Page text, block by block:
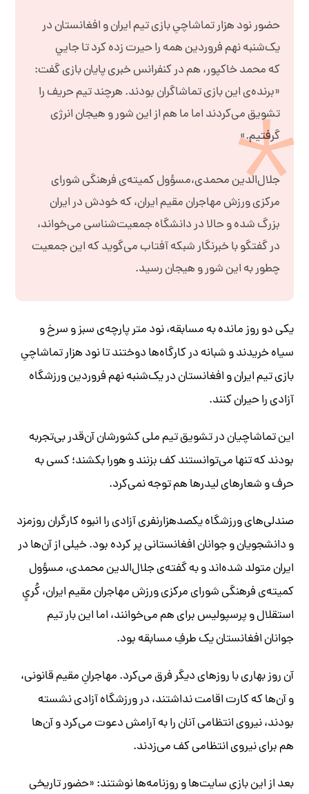
حضور نود هزار تماشاچیِ بازی تیم ایران و افغانستان در
یک‌شنبه نهم فروردین همه را حيرت زده كرد تا جايي
كه محمد خاکپور، هم در کنفرانس خبری پایان بازی گفت:
«برنده‌ی این بازی تماشاگران بودند. هرچند تیم حریف را
تشویق می‌کردند اما ما هم از این شور و هیجان انرژی
گرفتیم.»
جلال‌الدین محمدی،مسؤول کمیته‌ی فرهنگی شورای
مرکزی ورزش مهاجران مقیم ایران، که خودش در ایران
بزرگ شده و حالا در دانشگاه جمعیت‌شناسی می‌خواند،
در گفتگو با خبرنگار شبكه آفتاب می‌گوید که این جمعیت
چطور به این شور و هیجان رسید.
یکی دو روز مانده به مسابقه، نود متر پارچه‌ی سبز و سرخ و
سیاه خریدند و شبانه در کارگاه‌ها دوختند تا نود هزار تماشاچیِ
بازی تیم ایران و افغانستان در یک‌شنبه نهم فروردین ورزشگاه
آزادی را حیران کنند.
این تماشاچیان در تشویق تیم ملی کشورشان آن‌قدر بی‌تجربه
بودند که تنها می‌توانستند کف بزنند و هورا بکشند؛ کسی به
حرف و شعارهای لیدرها هم توجه نمی‌کرد.
صندلی‌های ورزشگاه یکصدهزارنفری آزادی را انبوه کارگران روزمزد
و دانشجویان و جوانان افغانستانی‌ پر کرده‌ بود. خیلی از آن‌ها در
ایران متولد شده‌اند و به گفته‌ی جلال‌الدین محمدی، مسؤول
کمیته‌ی فرهنگی شورای مرکزی ورزش مهاجران مقیم ایران، کُریِ‌ِ
استقلال و پرسپولیس برای هم می‌خوانند، اما این بار تیم
جوانان افغانستان یک طرفِ مسابقه بود.
آن روز بهاری با روزهای دیگر فرق می‌کرد. مهاجرانِ مقیم قانونی،
و آن‌ها که کارت اقامت نداشتند، در ورزشگاه آزادی نشسته
بودند، نیروی انتظامی آنان را به آرامش دعوت می‌کرد و آن‌ها
هم برای نیروی انتظامی کف می‌زدند.
بعد از این بازی سایت‌ها و روزنامه‌ها نوشتند: «حضور تاریخی